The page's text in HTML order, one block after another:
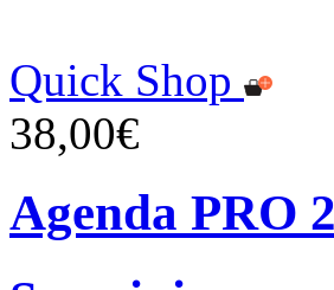
Quick Shop
38,00€
Agenda PRO